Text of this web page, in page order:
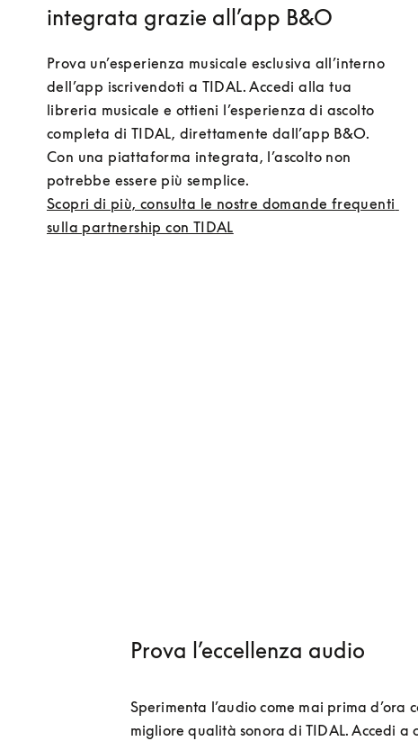
integrata grazie all’app B&O
Prova un’esperienza musicale esclusiva all’interno
dell’app iscrivendoti a TIDAL. Accedi alla tua
libreria musicale e ottieni l’esperienza di ascolto
completa di TIDAL, direttamente dall’app B&O.
Con una piattaforma integrata, l’ascolto non
potrebbe essere più semplice.
Scopri di più, consulta le nostre domande frequenti
sulla partnership con TIDAL
Prova l’eccellenza audio
Sperimenta l’audio come mai prima d’ora
migliore qualità sonora di TIDAL. Accedi a